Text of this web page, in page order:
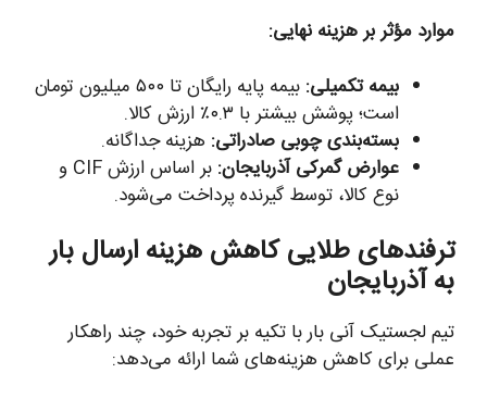
موارد مؤثر بر هزینه نهایی:
بیمه تکمیلی:
بیمه پایه رایگان تا ۵۰۰ میلیون تومان
است؛ پوشش بیشتر با ۰.۳٪ ارزش کالا.
بسته‌بندی چوبی صادراتی:هزینه جداگانه.
عوارض گمرکی آذربایجان:
بر اساس ارزش CIF و
نوع کالا، توسط گیرنده پرداخت می‌شود.
ترفندهای طلایی کاهش هزینه ارسال بار
به آذربایجان
تیم لجستیک آنی بار با تکیه بر تجربه خود، چند راهکار
عملی برای کاهش هزینه‌های شما ارائه می‌دهد: